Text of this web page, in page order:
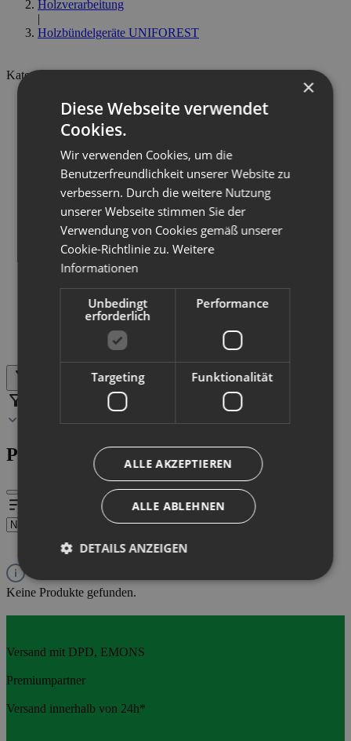
Holzverarbeitung
|
Holzbündelgeräte UNIFOREST
Kategorien
Landtechnik
Holzverarbeitung
Fällgreifer
Holzrückewagen FTG Källefall
Kreissägen UNIFOREST
Sägespaltautomaten UNIFOREST
Forstseilwinden UNIFOREST
Rückezangen UNIFOREST
Holzhacker REMET
Holzbündelgeräte UNIFOREST
Holzbündelgeräte
Zubehör Holzbündelgeräte
Kommunaltechnik
Produkte filtern
Produkte filtern
Keine Produkte gefunden.
Versand mit DPD, EMONS
Premiumpartner
Versand innerhalb von 24h*
×
Diese Webseite verwendet
Cookies.
Wir verwenden Cookies, um die
Benutzerfreundlichkeit unserer Website zu
verbessern. Durch die weitere Nutzung
unserer Webseite stimmen Sie der
Verwendung von Cookies gemäß unserer
Cookie-Richtlinie zu.Weitere
Informationen
Unbedingt
erforderlich
Performance
Targeting Funktionalität
ALLE AKZEPTIEREN
ALLE ABLEHNEN
DETAILS ANZEIGEN